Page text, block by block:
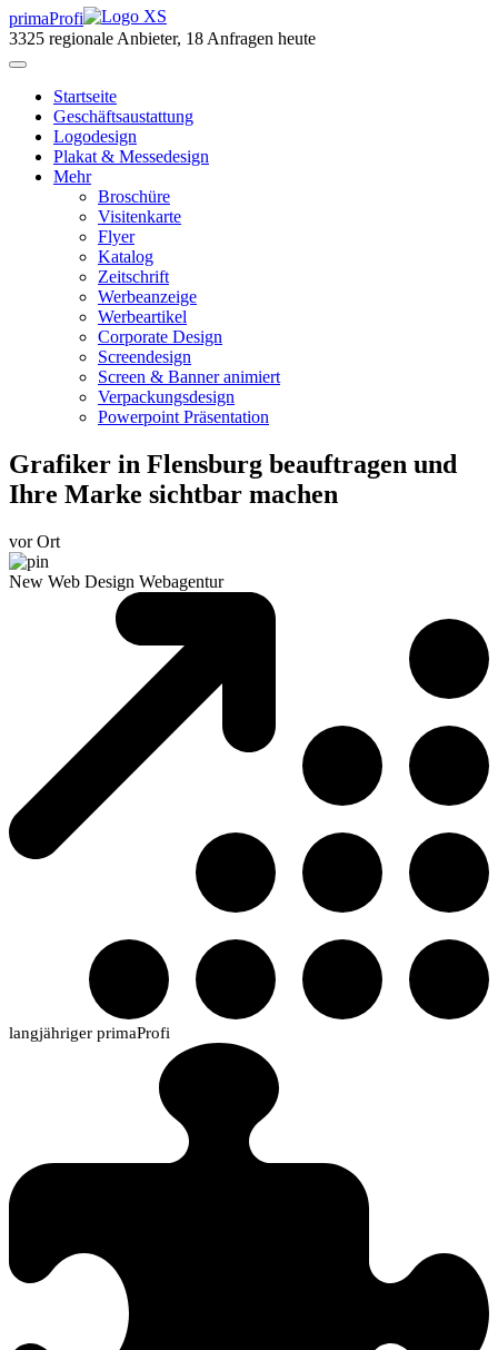
primaProfi
3325 regionale Anbieter, 18 Anfragen heute
Startseite
Geschäftsaustattung
Logodesign
Plakat & Messedesign
Mehr
Broschüre
Visitenkarte
Flyer
Katalog
Zeitschrift
Werbeanzeige
Werbeartikel
Corporate Design
Screendesign
Screen & Banner animiert
Verpackungsdesign
Powerpoint Präsentation
Grafiker in Flensburg beauftragen und
Ihre Marke sichtbar machen
vor Ort
New Web Design Webagentur
langjähriger primaProfi